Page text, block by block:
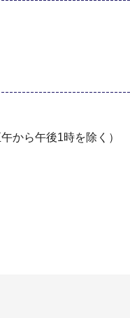
から午後1時を除く）